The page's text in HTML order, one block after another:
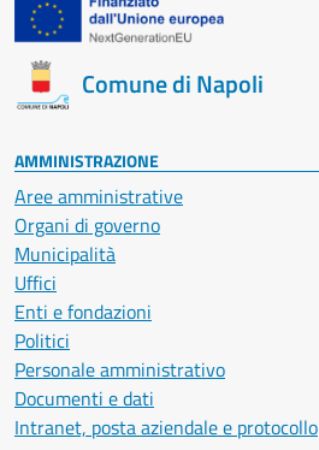
Comune di Napoli
AMMINISTRAZIONE
Aree amministrative
Organi di governo
Municipalità
Uffici
Enti e fondazioni
Politici
Personale amministrativo
Documenti e dati
Intranet, posta aziendale e protocollo